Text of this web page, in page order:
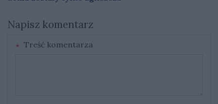
Napisz komentarz
Treść komentarza